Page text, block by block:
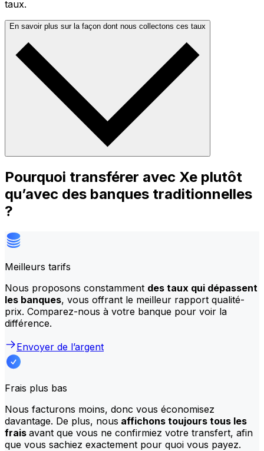
taux.
En savoir plus sur la façon dont nous collectons ces taux
Pourquoi transférer avec Xe plutôt
qu’avec des banques traditionnelles
?
Meilleurs tarifs
Nous proposons constamment des taux qui dépassent
les banques, vous offrant le meilleur rapport qualité-
prix. Comparez-nous à votre banque pour voir la
différence.
Envoyer de l’argent
Frais plus bas
Nous facturons moins, donc vous économisez
davantage. De plus, nous affichons toujours tous les
frais avant que vous ne confirmiez votre transfert, afin
que vous sachiez exactement pour quoi vous payez.